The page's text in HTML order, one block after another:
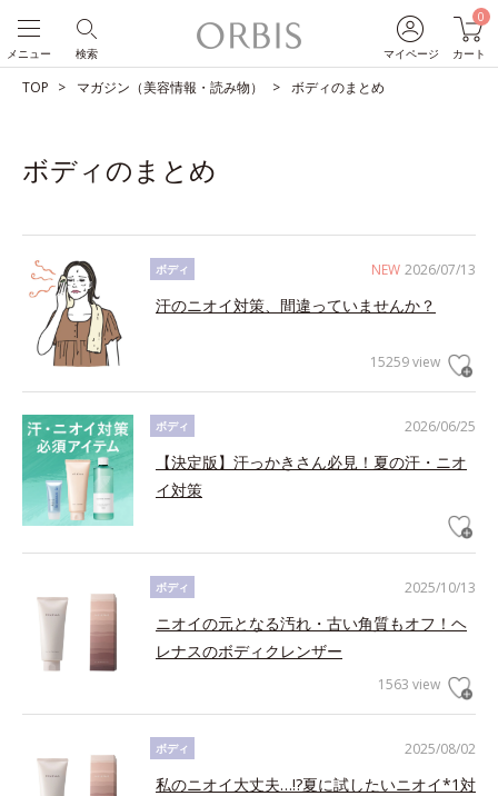
マイページ
0
カート
検索
メニュー
TOP マガジン（美容情報・読み物） ボディのまとめ
ボディのまとめ
NEW 2026/07/13
ボディ
汗のニオイ対策、間違っていませんか？
15259 view
2026/06/25
ボディ
【決定版】汗っかきさん必見！夏の汗・ニオ
イ対策
2025/10/13
ボディ
ニオイの元となる汚れ・古い角質もオフ！ヘ
レナスのボディクレンザー
1563 view
2025/08/02
ボディ
私のニオイ大丈夫…!?夏に試したいニオイ*1対